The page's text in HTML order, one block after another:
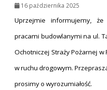
16 października 2025
Uprzejmie informujemy,
pracami budowlanymi na ul.
Ochotniczej Straży Pożarnej
w ruchu drogowym.
prosimy o wyrozumiałość.